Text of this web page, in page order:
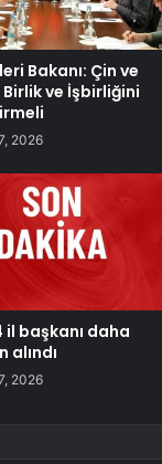
Bakanı: Çin ve
ve İşbirliğini
2026
il başkanı daha
alındı
2026